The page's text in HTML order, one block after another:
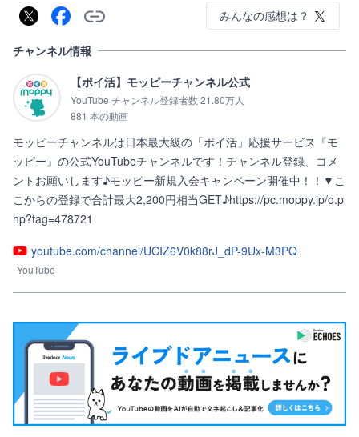
みんなの感想は？
チャンネル情報
【ポイ活】モッピーチャンネル公式
YouTube チャンネル登録者数 21.80万人
881 本の動画
モッピーチャンネルは日本最大級の「ポイ活」応援サービス『モ
ッピー』の公式YouTubeチャンネルです！チャンネル登録、コメ
ントお願いします♪モッピー新規入会キャンペーン開催中！！▼こ
こからの登録で合計最大2,200円相当GET♪https://pc.moppy.jp/o.p
hp?tag=478721
youtube.com/channel/UCIZ6V0k88rJ_dP-9Ux-M3PQ
YouTube